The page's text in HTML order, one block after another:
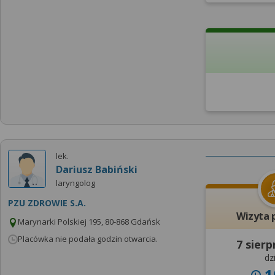
lek.
Dariusz Babiński
laryngolog
PZU ZDROWIE S.A.
Marynarki Polskiej 195, 80-868 Gdańsk
Placówka nie podała godzin otwarcia.
Wizyta
7